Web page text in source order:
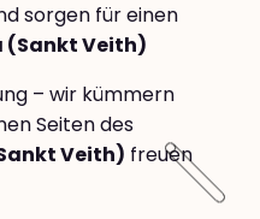
sorgen für einen
(Sankt Veith)
– wir kümmern
Seiten des
Veith) freuen